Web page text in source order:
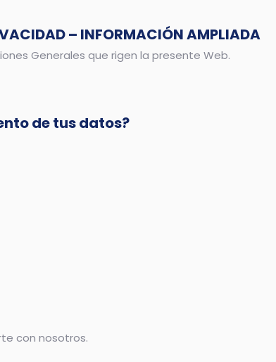
– INFORMACIÓN AMPLIADA
Generales que rigen la presente Web.
de tus datos?
con nosotros.